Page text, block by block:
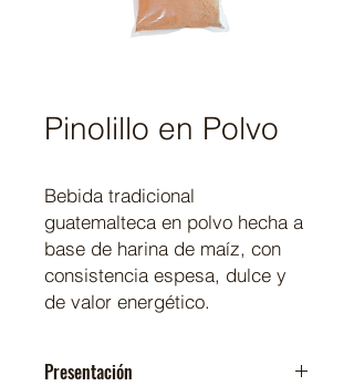
Pinolillo en Polvo
Bebida tradicional
guatemalteca en polvo hecha a
base de harina de maíz, con
consistencia espesa, dulce y
de valor energético.
Presentación